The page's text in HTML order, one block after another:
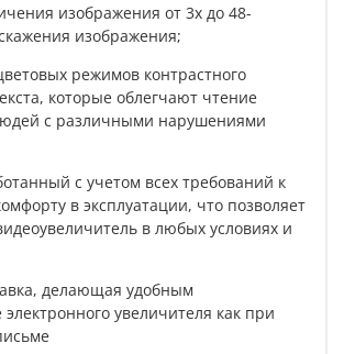
изображения от 3х до 48-
изображения;
режимов контрастного
которые облегчают чтение
с различными нарушениями
с учетом всех требований к
в эксплуатации, что позволяет
в любых условиях и
делающая удобным
увеличителя как при